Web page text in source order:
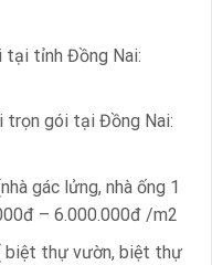
tại tỉnh Đồng Nai:
trọn gói tại Đồng Nai:
gác lửng, nhà ống 1
– 6.000.000đ /m2
biệt thự vườn, biệt thự